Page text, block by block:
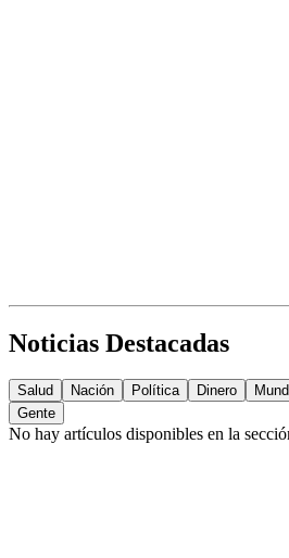
Noticias Destacadas
Salud Nación Política Dinero
Gente
No hay artículos disponibles en la